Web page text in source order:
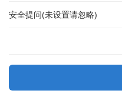
安全提问(未设置请忽略)